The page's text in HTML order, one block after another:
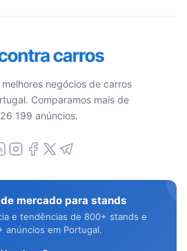
negócios de carros
Comparamos mais de
199 anúncios.
mercado para stands
e tendências de 800+ stands e
anúncios em Portugal.